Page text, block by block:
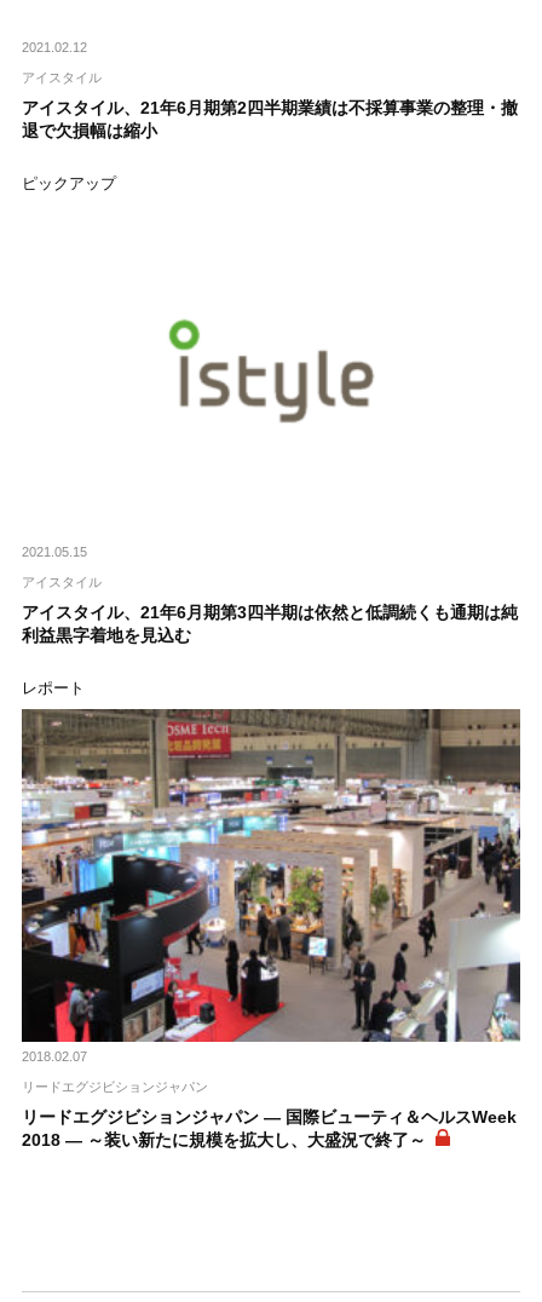
2021.02.12
アイスタイル
アイスタイル、21年6月期第2四半期業績は不採算事業の整理・撤
退で欠損幅は縮小
ピックアップ
2021.05.15
アイスタイル
アイスタイル、21年6月期第3四半期は依然と低調続くも通期は純
利益黒字着地を見込む
レポート
2018.02.07
リードエグジビションジャパン
リードエグジビションジャパン ― 国際ビューティ＆ヘルスWeek
2018 ― ～装い新たに規模を拡大し、大盛況で終了～